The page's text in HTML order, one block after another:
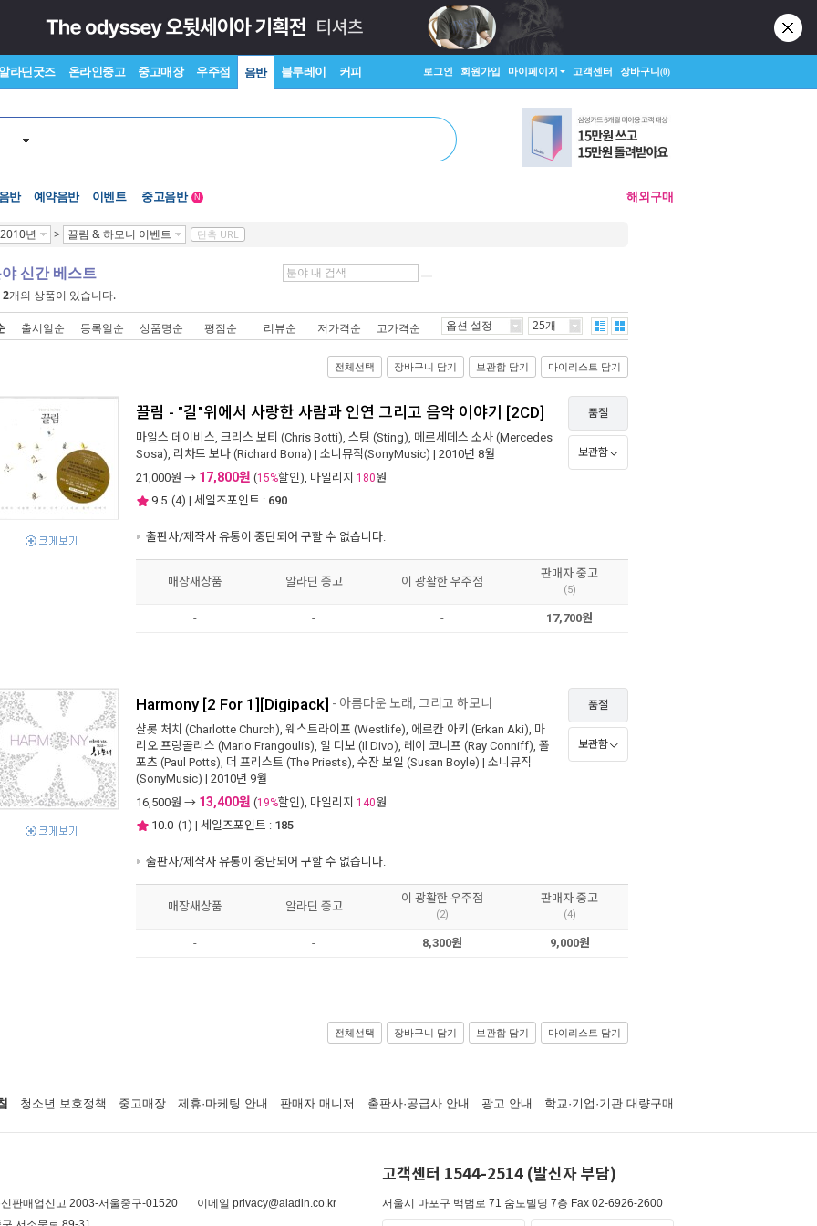
라딘굿즈 온라인중고 중고매장 우주점 음반 블루레이 커피 로그인 회원가입 마이페이지 고객센터 장바구니(0)
반 예약음반 이벤트
중고음반
중고음반
N 해외구매
2010년 > 끌림 & 하모니 이벤트 단축 URL
신간 베스트
2개의 상품이 있습니다.
출시일순 등록일순 상품명순 평점순 리뷰순 저가격순 고가격순 옵션 설정 25개
전체선택 장바구니 담기 보관함 담기 마이리스트 담기
끌림 - "길"위에서 사랑한 사람과 인연 그리고 음악 이야기 [2CD]
마일스 데이비스, 크리스 보티 (Chris Botti), 스팅 (Sting), 메르세데스 소사 (Mercedes
Sosa), 리차드 보나 (Richard Bona) | 소니뮤직(SonyMusic) | 2010년 8월
21,000원 → 17,800원 (15%할인), 마일리지 180원
9.5 (4) | 세일즈포인트 : 690
출판사/제작사 유통이 중단되어 구할 수 없습니다.
품절
보관함
매장새상품 알라딘 중고 이 광활한 우주점
판매자 중고
(5)
- - - 17,700원
Harmony [2 For 1][Digipack] - 아름다운 노래, 그리고 하모니
샬롯 처치 (Charlotte Church), 웨스트라이프 (Westlife), 에르칸 아키 (Erkan Aki), 마
리오 프랑골리스 (Mario Frangoulis), 일 디보 (Il Divo), 레이 코니프 (Ray Conniff), 폴
포츠 (Paul Potts), 더 프리스트 (The Priests), 수잔 보일 (Susan Boyle) | 소니뮤직
(SonyMusic) | 2010년 9월
16,500원 → 13,400원 (19%할인), 마일리지 140원
10.0 (1) | 세일즈포인트 : 185
출판사/제작사 유통이 중단되어 구할 수 없습니다.
품절
보관함
매장새상품 알라딘 중고
이 광활한 우주점
(2)
판매자 중고
(4)
- - 8,300원 9,000원
전체선택 장바구니 담기 보관함 담기 마이리스트 담기
청소년 보호정책 중고매장 제휴·마케팅 안내 판매자 매니저 출판사·공급사 안내 광고 안내 학교·기업·기관 대량구매
판매업신고 2003-서울중구-01520
이메일 privacy@aladin.co.kr
고객센터 1544-2514 (발신자 부담)
서울시 마포구 백범로 71 숨도빌딩 7층 Fax 02-6926-2600